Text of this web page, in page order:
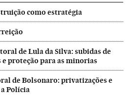
como estratégia
de Lula da Silva: subidas de
proteção para as minorias
de Bolsonaro: privatizações e
Polícia